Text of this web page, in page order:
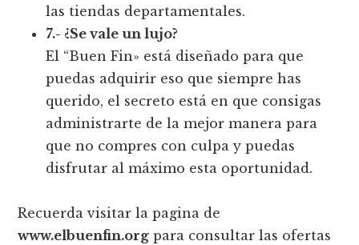
las tiendas departamentales.
7.- ¿Se vale un lujo?
El “Buen Fin» está diseñado para que
puedas adquirir eso que siempre has
querido, el secreto está en que consigas
administrarte de la mejor manera para
que no compres con culpa y puedas
disfrutar al máximo esta oportunidad.
Recuerda visitar la pagina de
www.elbuenfin.org para consultar las ofertas